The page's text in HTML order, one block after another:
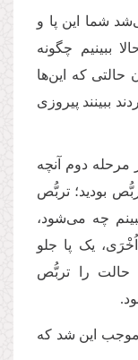
شما این پا و
ببینیم چگونه
که این‌ها
ببینند پیروزی
مرحله دوم آنچه
بودید؛ تربُّص
چه می‌شود،
یک پا جلو
حالت را تربُّص
موجب این شد که